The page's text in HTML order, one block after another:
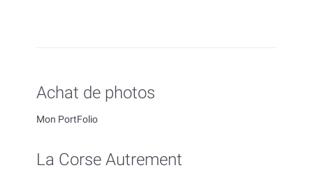
Achat de photos
Mon PortFolio
La Corse Autrement